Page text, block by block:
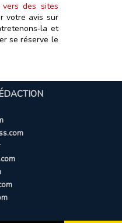
des sites
votre avis sur
et
se réserve le